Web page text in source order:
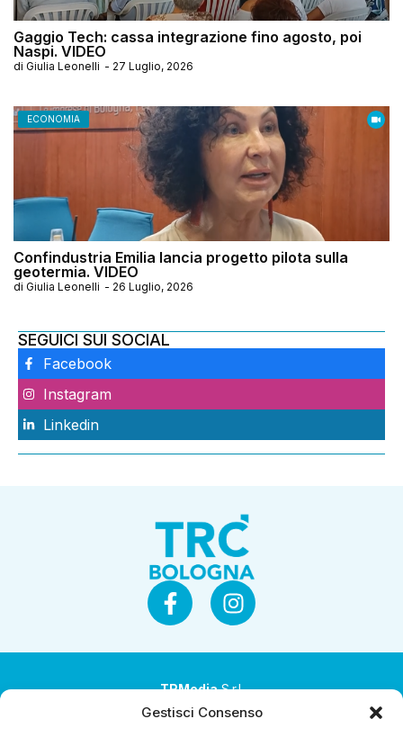
Gestisci Consenso
Gaggio Tech: cassa integrazione fino agosto, poi
Naspi. VIDEO
di Giulia Leonelli - 27 Luglio, 2026
ECONOMIA
Confindustria Emilia lancia progetto pilota sulla
geotermia. VIDEO
di Giulia Leonelli - 26 Luglio, 2026
SEGUICI SUI SOCIAL
Facebook
Instagram
Linkedin
TRMediaS.r.l.
Società a socio unico